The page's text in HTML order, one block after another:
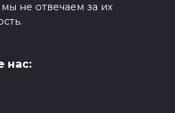
не отвечаем за их
нас: